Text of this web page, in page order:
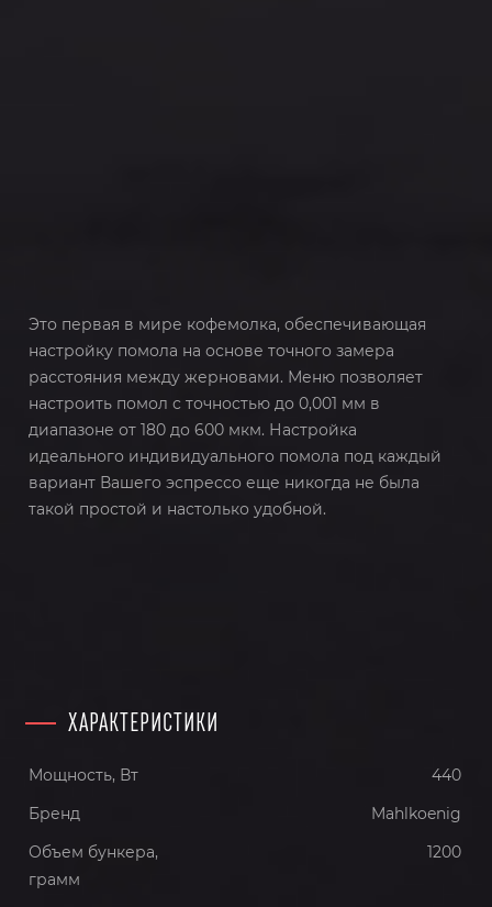
Это первая в мире кофемолка, обеспечивающая
настройку помола на основе точного замера
расстояния между жерновами. Меню позволяет
настроить помол с точностью до 0,001 мм в
диапазоне от 180 до 600 мкм. Настройка
идеального индивидуального помола под каждый
вариант Вашего эспрессо еще никогда не была
такой простой и настолько удобной.
ХАРАКТЕРИСТИКИ
Мощность, Вт
440
Бренд
Mahlkoenig
Объем бункера,
грамм
1200